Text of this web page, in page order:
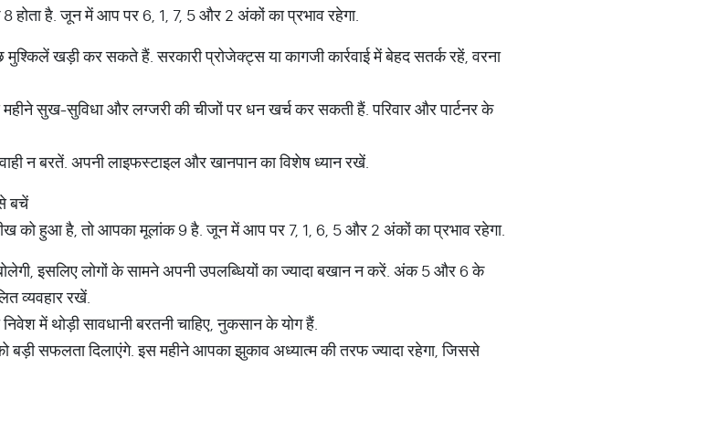
होता है. जून में आप पर 6, 1, 7, 5 और 2 अंकों का प्रभाव रहेगा.
खड़ी कर सकते हैं. सरकारी प्रोजेक्ट्स या कागजी कार्रवाई में बेहद सतर्क रहें, वरना
सुख-सुविधा और लग्जरी की चीजों पर धन खर्च कर सकती हैं. परिवार और पार्टनर के
न बरतें. अपनी लाइफस्टाइल और खानपान का विशेष ध्यान रखें.
बचें
को हुआ है, तो आपका मूलांक 9 है. जून में आप पर 7, 1, 6, 5 और 2 अंकों का प्रभाव रहेगा.
इसलिए लोगों के सामने अपनी उपलब्धियों का ज्यादा बखान न करें. अंक 5 और 6 के
व्यवहार रखें.
में थोड़ी सावधानी बरतनी चाहिए, नुकसान के योग हैं.
सफलता दिलाएंगे. इस महीने आपका झुकाव अध्यात्म की तरफ ज्यादा रहेगा, जिससे